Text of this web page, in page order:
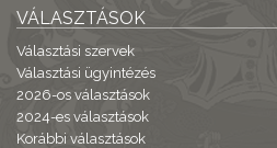
VÁLASZTÁSOK
Választási szervek
Választási ügyintézés
2026-os választások
2024-es választások
Korábbi választások